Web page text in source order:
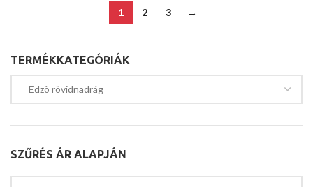
TERMÉKKATEGÓRIÁK
SZŰRÉS ÁR ALAPJÁN
1 2 3 →